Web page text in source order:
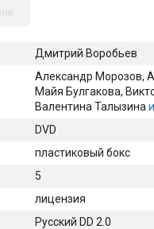
Дмитрий Воробьев
Александр Морозов,
Майя Булгакова,
Валентина Талызинаи
DVD
пластиковый бокс
5
лицензия
Русский DD 2.0